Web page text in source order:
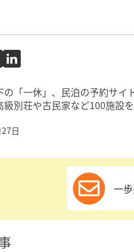
の「一休」、民泊の予約サイ
級別荘や古民家など100施設
日
一